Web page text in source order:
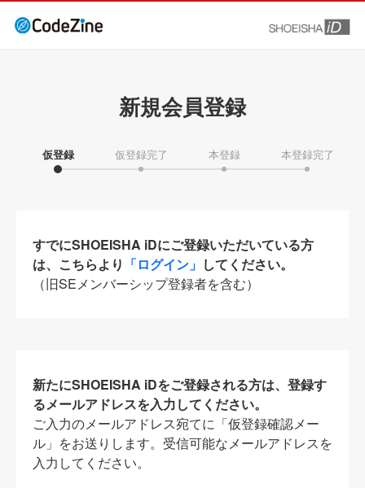
新規会員登録
仮登録 仮登録完了 本登録 本登録完了
すでにSHOEISHA iDにご登録いただいている方
は、こちらより 「ログイン」 してください。
（旧SEメンバーシップ登録者を含む）
新たにSHOEISHA iDをご登録される方は、登録す
るメールアドレスを入力してください。
ご入力のメールアドレス宛てに「仮登録確認メー
ル」をお送りします。受信可能なメールアドレスを
入力してください。